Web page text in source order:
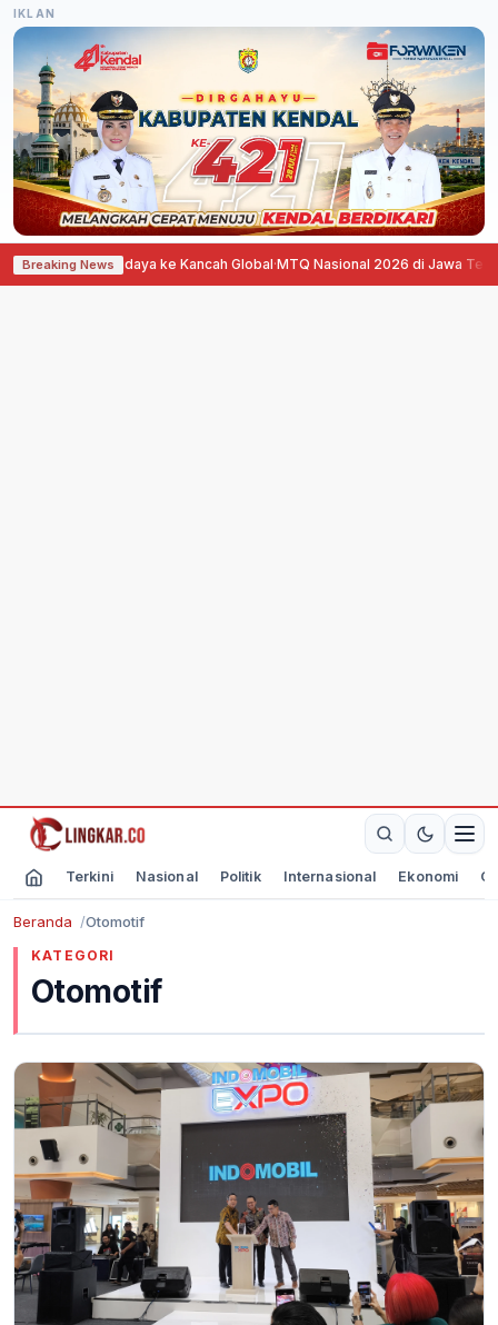
IKLAN
Breaking News
Budaya ke Kancah Global·MTQ Nasional 2026 di Jawa Tengah
Terkini Nasional Politik Internasional Ekonomi
Beranda Otomotif
KATEGORI
Otomotif